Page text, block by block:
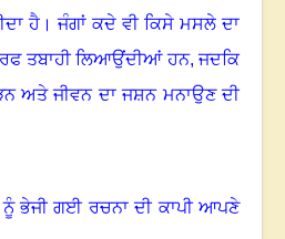
ਹੈ ।ਜੰਗਾਂ ਕਦੇ ਵੀ ਕਿਸੇ ਮਸਲੇ ਦਾ
ਤਬਾਹੀ ਲਿਆਉਂਦੀਆਂ ਹਨ,ਜਦਕਿ
ਅਤੇ ਜੀਵਨ ਦਾ ਜਸ਼ਨ ਮਨਾਉਣ ਦੀ
ਨੂੰ ਭੇਜੀ ਗਈ ਰਚਨਾ ਦੀ ਕਾਪੀ ਆਪਣੇ